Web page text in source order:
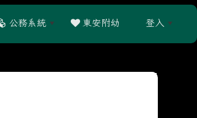
公務系統 東安附幼 登入